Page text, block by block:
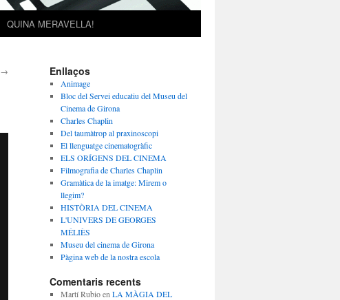
QUINA MERAVELLA!
→ Enllaços
Animage
Bloc del Servei educatiu del Museu del
Cinema de Girona
Charles Chaplin
Del taumàtrop al praxinoscopi
El llenguatge cinematogràfic
ELS ORÍGENS DEL CINEMA
Filmografia de Charles Chaplin
Gramàtica de la imatge: Mirem o
llegim?
HISTÒRIA DEL CINEMA
L'UNIVERS DE GEORGES
MÉLIÈS
Museu del cinema de Girona
Pàgina web de la nostra escola
Comentaris recents
Martí Rubioen LA MÀGIA DEL